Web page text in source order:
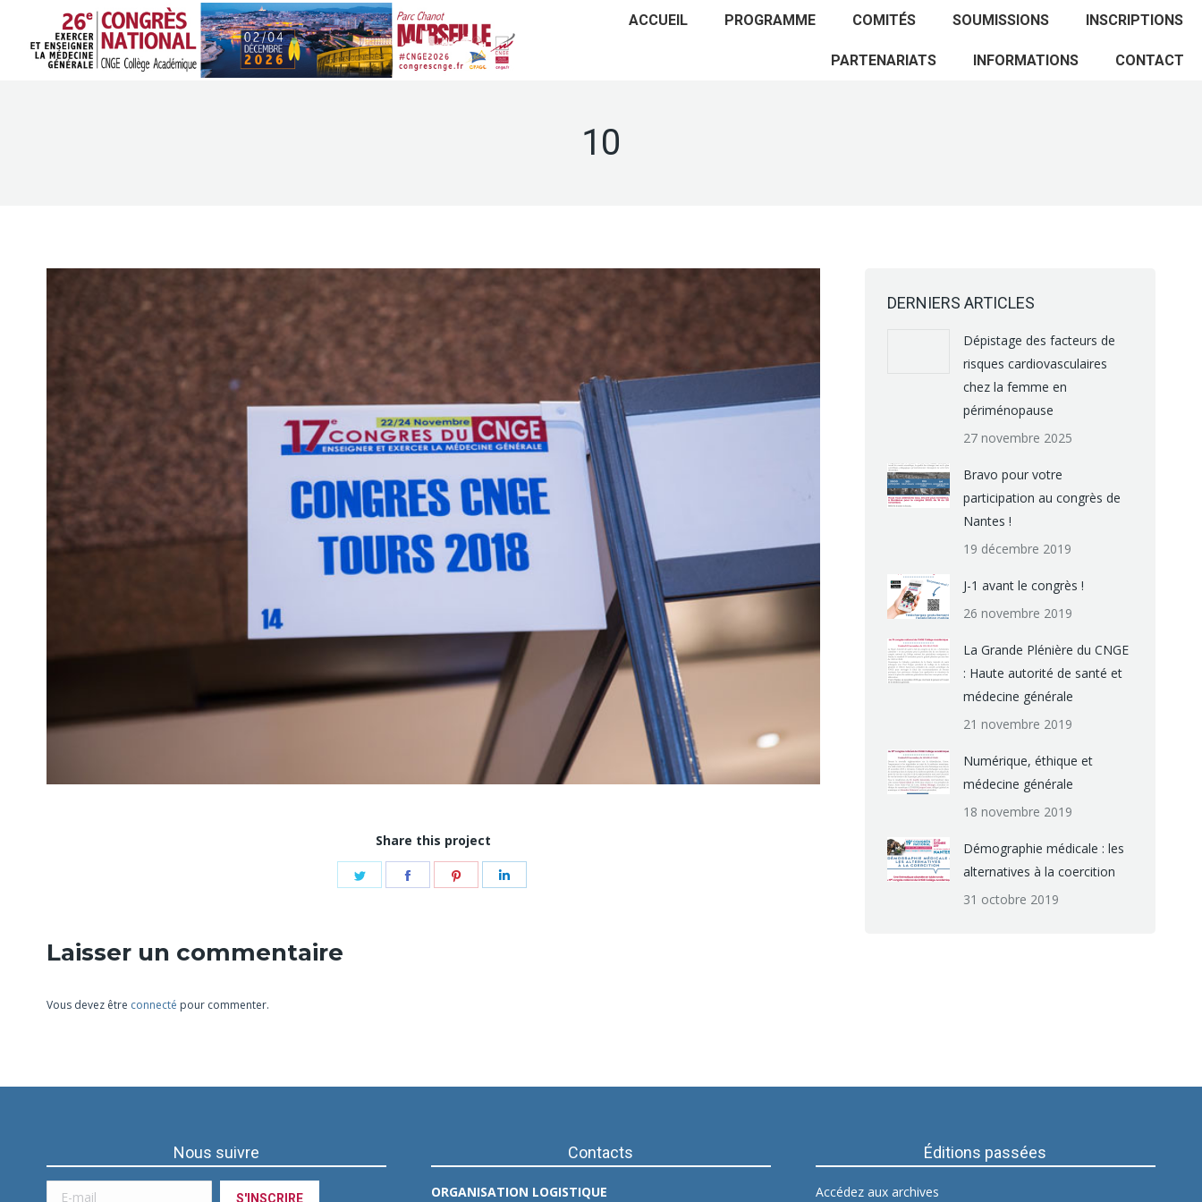
ACCUEIL PROGRAMME COMITÉS SOUMISSIONS INSCRIPTIONS
PARTENARIATS INFORMATIONS CONTACT
10
Share this project
Share
Share
Share
Laisser un commentaire
Vous devez être connecté pour commenter.
DERNIERS ARTICLES
Dépistage des facteurs de
risques cardiovasculaires
chez la femme en
périménopause
27 novembre 2025
Bravo pour votre
participation au congrès de
Nantes !
19 décembre 2019
J-1 avant le congrès !
26 novembre 2019
La Grande Plénière du CNGE
: Haute autorité de santé et
médecine générale
21 novembre 2019
Numérique, éthique et
médecine générale
18 novembre 2019
Démographie médicale : les
alternatives à la coercition
31 octobre 2019
Nous suivre Contacts
ORGANISATION LOGISTIQUE
Éditions passées
Accédez aux archives
ACCUEIL PROGRAMME COMITÉS
SOUMISSIONS INSCRIPTIONS PARTENARIATS